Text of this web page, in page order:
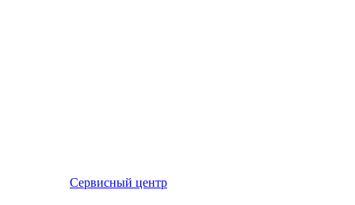
Сервисный центр